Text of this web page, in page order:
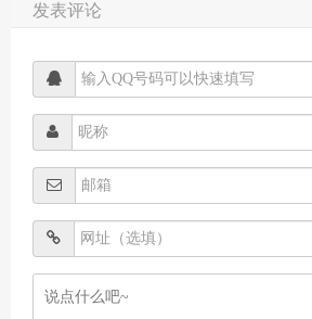
发表评论